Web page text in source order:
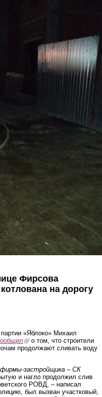
Фирсова
на дорогу
«Яблоко» Михаил
(link is external)
о том, что строители
продолжают сливать воду
застройщика – СК
и нагло продолжил слив
РОВД, – написал
был вызван участковый,